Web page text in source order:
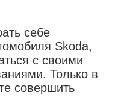
себе
Skoda,
с своими
Только в
совершить